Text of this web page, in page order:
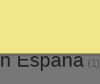
España (1)